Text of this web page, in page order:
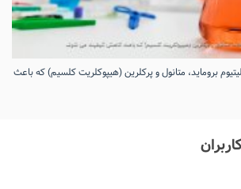
بروماید، متانول و پرکلرین (هیپوکلریت کلسیم) که باعث